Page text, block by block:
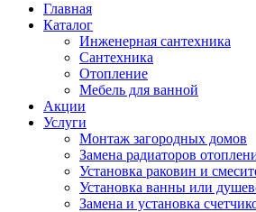
Главная
Каталог
Инженерная сантехника
Сантехника
Отопление
Мебель для ванной
Акции
Услуги
Монтаж загородных домов
Замена радиаторов
Установка раковин и
Установка ванны или
Замена и установка